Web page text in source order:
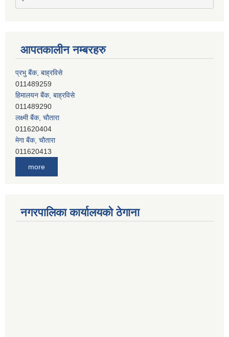
आपतकालीन नम्बरहरु
प्रभु बैंक, बाह्रविसे
011489259
हिमालयन बैंक, बाह्रविसे
011489290
लक्ष्मी बैंक, चाैतारा
011620404
मेगा बैंक, चाैतारा
011620413
जनता बैंक, चाैतारा
011620406
देव विकास बैंक, बाह्रविसे
सिभिल बैंक, मेलम्ची
more
नगरपालिका कार्यालयको ठेगाना